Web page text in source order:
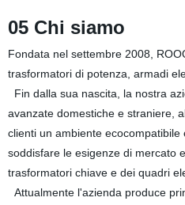
05 Chi siamo
Fondata nel settembre 2008,
trasformatori di potenza, armadi
Fin dalla sua nascita, la nostra
avanzate domestiche e straniere,
clienti un ambiente
soddisfare le esigenze di mercato
trasformatori chiave e dei quadri
Attualmente l'azienda produce